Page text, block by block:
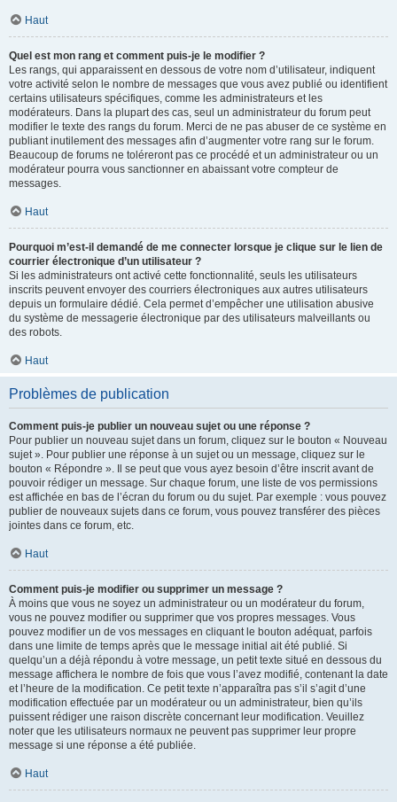
Haut
Quel est mon rang et comment puis-je le modifier ?
Les rangs, qui apparaissent en dessous de votre nom d’utilisateur, indiquent
votre activité selon le nombre de messages que vous avez publié ou identifient
certains utilisateurs spécifiques, comme les administrateurs et les
modérateurs. Dans la plupart des cas, seul un administrateur du forum peut
modifier le texte des rangs du forum. Merci de ne pas abuser de ce système en
publiant inutilement des messages afin d’augmenter votre rang sur le forum.
Beaucoup de forums ne toléreront pas ce procédé et un administrateur ou un
modérateur pourra vous sanctionner en abaissant votre compteur de
messages.
Haut
Pourquoi m’est-il demandé de me connecter lorsque je clique sur le lien de
courrier électronique d’un utilisateur ?
Si les administrateurs ont activé cette fonctionnalité, seuls les utilisateurs
inscrits peuvent envoyer des courriers électroniques aux autres utilisateurs
depuis un formulaire dédié. Cela permet d’empêcher une utilisation abusive
du système de messagerie électronique par des utilisateurs malveillants ou
des robots.
Haut
Problèmes de publication
Comment puis-je publier un nouveau sujet ou une réponse ?
Pour publier un nouveau sujet dans un forum, cliquez sur le bouton « Nouveau
sujet ». Pour publier une réponse à un sujet ou un message, cliquez sur le
bouton « Répondre ». Il se peut que vous ayez besoin d’être inscrit avant de
pouvoir rédiger un message. Sur chaque forum, une liste de vos permissions
est affichée en bas de l’écran du forum ou du sujet. Par exemple : vous pouvez
publier de nouveaux sujets dans ce forum, vous pouvez transférer des pièces
jointes dans ce forum, etc.
Haut
Comment puis-je modifier ou supprimer un message ?
À moins que vous ne soyez un administrateur ou un modérateur du forum,
vous ne pouvez modifier ou supprimer que vos propres messages. Vous
pouvez modifier un de vos messages en cliquant le bouton adéquat, parfois
dans une limite de temps après que le message initial ait été publié. Si
quelqu’un a déjà répondu à votre message, un petit texte situé en dessous du
message affichera le nombre de fois que vous l’avez modifié, contenant la date
et l’heure de la modification. Ce petit texte n’apparaîtra pas s’il s’agit d’une
modification effectuée par un modérateur ou un administrateur, bien qu’ils
puissent rédiger une raison discrète concernant leur modification. Veuillez
noter que les utilisateurs normaux ne peuvent pas supprimer leur propre
message si une réponse a été publiée.
Haut